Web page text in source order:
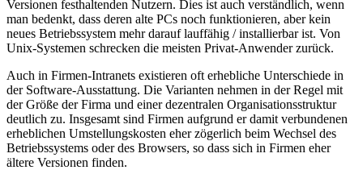
Versionen festhaltenden Nutzern. Dies ist auch verständlich, wenn
man bedenkt, dass deren alte PCs noch funktionieren, aber kein
neues Betriebssystem mehr darauf lauffähig / installierbar ist. Von
Unix-Systemen schrecken die meisten Privat-Anwender zurück.
Auch in Firmen-Intranets existieren oft erhebliche Unterschiede in
der Software-Ausstattung. Die Varianten nehmen in der Regel mit
der Größe der Firma und einer dezentralen Organisationsstruktur
deutlich zu. Insgesamt sind Firmen aufgrund er damit verbundenen
erheblichen Umstellungskosten eher zögerlich beim Wechsel des
Betriebssystems oder des Browsers, so dass sich in Firmen eher
ältere Versionen finden.